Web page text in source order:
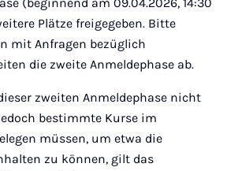
Plätze freigegeben. Bitte
mit Anfragen bezüglich
die zweite Anmeldephase ab.
zweiten Anmeldephase nicht
bestimmte Kurse im
müssen, um etwa die
zu können, gilt das